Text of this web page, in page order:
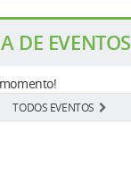
DE EVENTOS
TODOS EVENTOS